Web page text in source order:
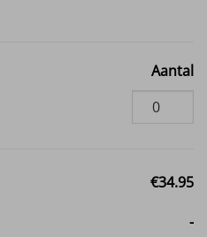
Aantal
€34.95
-